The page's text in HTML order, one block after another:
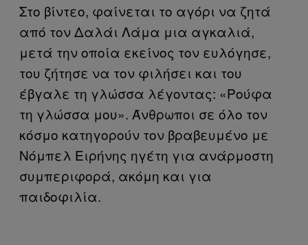
Στο βίντεο, φαίνεται το αγόρι να ζητά
από τον Δαλάι Λάμα μια αγκαλιά,
μετά την οποία εκείνος τον ευλόγησε,
του ζήτησε να τον φιλήσει και του
έβγαλε τη γλώσσα λέγοντας: «Ρούφα
τη γλώσσα μου». Άνθρωποι σε όλο τον
κόσμο κατηγορούν τον βραβευμένο με
Νόμπελ Ειρήνης ηγέτη για ανάρμοστη
συμπεριφορά, ακόμη και για
παιδοφιλία.